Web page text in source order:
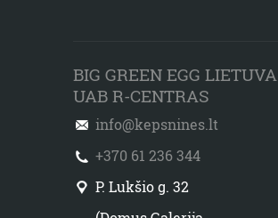
BIG GREEN EGG LIETUVA
UAB R-CENTRAS
info@kepsnines.lt
+370 61 236 344
P. Lukšio g. 32